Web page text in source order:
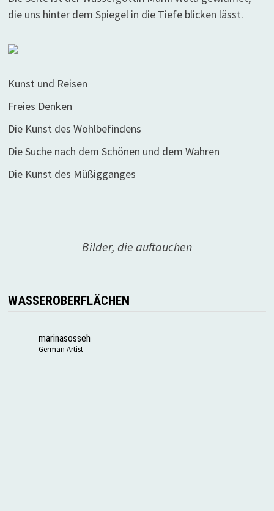
die uns hinter dem Spiegel in die Tiefe blicken lässt.
Kunst und Reisen
Freies Denken
Die Kunst des Wohlbefindens
Die Suche nach dem Schönen und dem Wahren
Die Kunst des Müßigganges
Bilder, die auftauchen
WASSEROBERFLÄCHEN
marinasosseh
German Artist